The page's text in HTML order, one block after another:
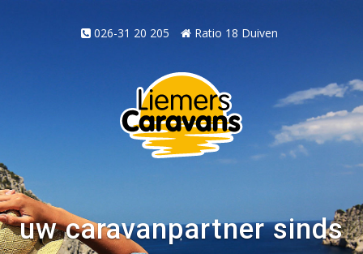
026-31 20 205 Ratio 18 Duiven
uw caravanpartner sinds